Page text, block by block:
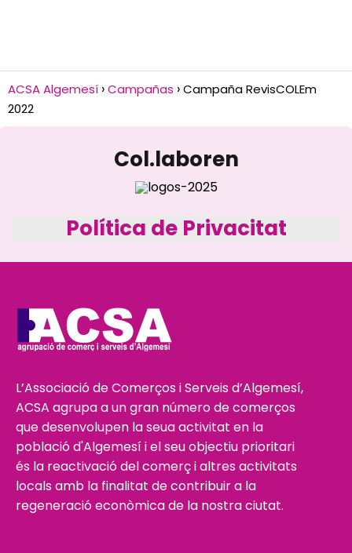
ACSA Algemesí Campañas
Campaña RevisCOLEm
2022
Col.laboren
Política de Privacitat
L’Associació de Comerços i Serveis d’Algemesí,
ACSA agrupa a un gran número de comerços
que desenvolupen la seua activitat en la
població d'Algemesí i el seu objectiu prioritari
és la reactivació del comerç i altres activitats
locals amb la finalitat de contribuir a la
regeneració econòmica de la nostra ciutat.